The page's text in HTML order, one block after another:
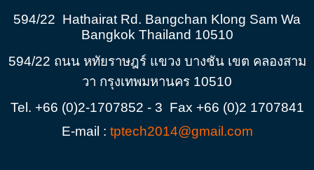
594/22 Hathairat Rd. Bangchan Klong Sam Wa
Bangkok Thailand 10510
594/22 ถนน หทัยราษฎร์ แขวง บางชัน เขต คลองสาม
วา กรุงเทพมหานคร 10510
Tel. +66 (0)2-1707852 - 3 Fax +66 (0)2 1707841
E-mail : tptech2014@gmail.com